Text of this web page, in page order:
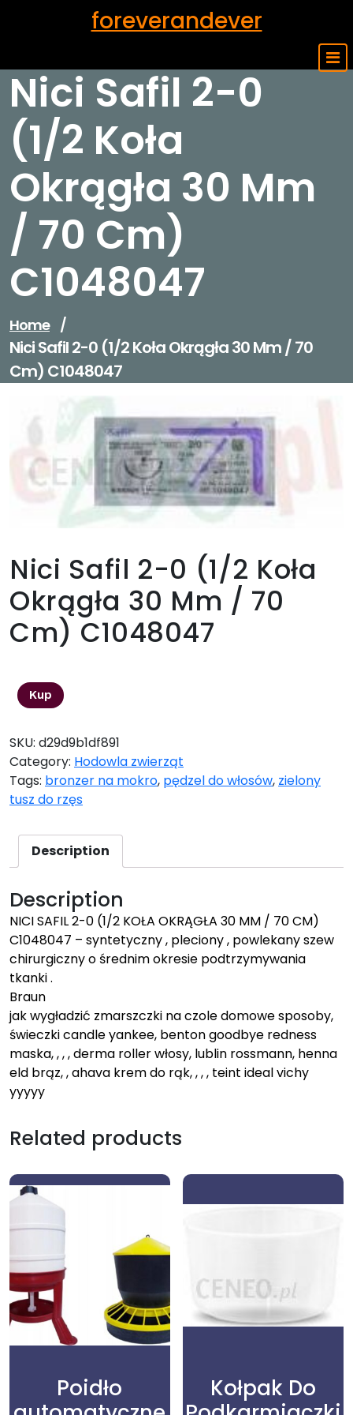
foreverandever
Nici Safil 2-0
(1/2 Koła
Okrągła 30 Mm
/ 70 Cm)
C1048047
Home /
Nici Safil 2-0 (1/2 Koła Okrągła 30 Mm / 70
Cm) C1048047
Nici Safil 2-0 (1/2 Koła
Okrągła 30 Mm / 70
Cm) C1048047
Kup
SKU: d29d9b1df891
Category: Hodowla zwierząt
Tags: bronzer na mokro, pędzel do włosów, zielony
tusz do rzęs
Description
Description
NICI SAFIL 2-0 (1/2 KOŁA OKRĄGŁA 30 MM / 70 CM)
C1048047 – syntetyczny , pleciony , powlekany szew
chirurgiczny o średnim okresie podtrzymywania
tkanki .
Braun
jak wygładzić zmarszczki na czole domowe sposoby,
świeczki candle yankee, benton goodbye redness
maska, , , , derma roller włosy, lublin rossmann, henna
eld brąz, , ahava krem do rąk, , , , teint ideal vichy
yyyyy
Related products
Poidło
Kołpak Do